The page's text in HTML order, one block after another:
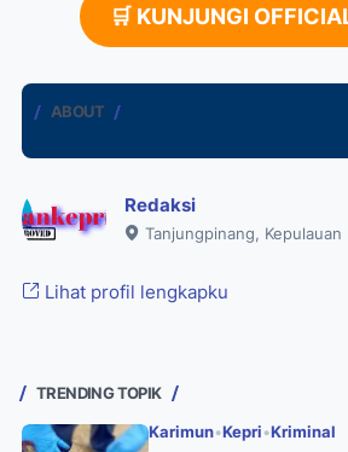
🛒 KUNJUNGI
ABOUT
Redaksi
Tanjungpinang, Kepulauan
Lihat profil lengkapku
TRENDING TOPIK
Karimun•Kepri •Kriminal